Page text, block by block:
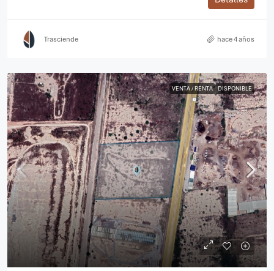
Trasciende hace 4 años
VENTA / RENTA DISPONIBLE